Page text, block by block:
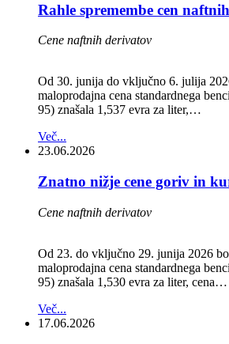
Rahle spremembe cen
Cene naftnih derivatov
Od 30. junija do vključno 6. julija
maloprodajna cena standardnega
95) znašala 1,537 evra za liter,…
Več...
23.06.2026
Znatno nižje cene goriv in
Cene naftnih derivatov
Od 23. do vključno 29. junija 2026
maloprodajna cena standardnega
95) znašala 1,530 evra za liter, cena…
Več...
17.06.2026